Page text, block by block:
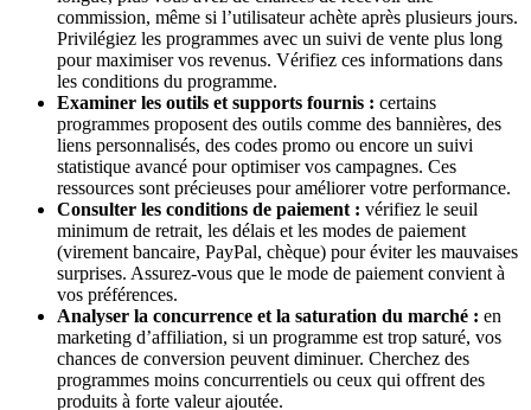
commission, même si l’utilisateur achète après plusieurs jours.
Privilégiez les programmes avec un suivi de vente plus long
pour maximiser vos revenus. Vérifiez ces informations dans
les conditions du programme.
Examiner les outils et supports fournis : certains
programmes proposent des outils comme des bannières, des
liens personnalisés, des codes promo ou encore un suivi
statistique avancé pour optimiser vos campagnes. Ces
ressources sont précieuses pour améliorer votre performance.
Consulter les conditions de paiement : vérifiez le seuil
minimum de retrait, les délais et les modes de paiement
(virement bancaire, PayPal, chèque) pour éviter les mauvaises
surprises. Assurez-vous que le mode de paiement convient à
vos préférences.
Analyser la concurrence et la saturation du marché : en
marketing d’affiliation, si un programme est trop saturé, vos
chances de conversion peuvent diminuer. Cherchez des
programmes moins concurrentiels ou ceux qui offrent des
produits à forte valeur ajoutée.